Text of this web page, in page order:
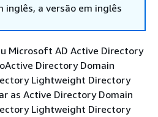
inglês, a versão em inglês
Microsoft AD Active Directory
Directory Domain
Lightweight Directory
as Active Directory Domain
Lightweight Directory